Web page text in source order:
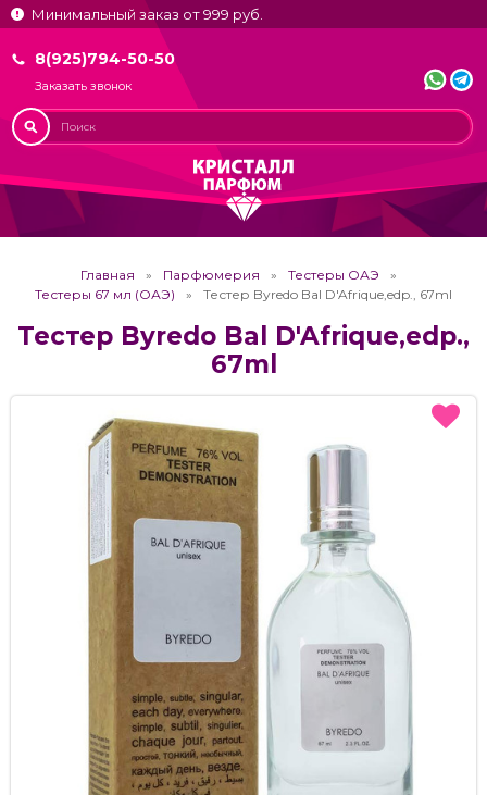
Минимальный заказ от 999 руб.
8(925)794-50-50
Заказать звонок
Главная Парфюмерия
Тестеры ОАЭ
Тестеры 67 мл (ОАЭ)
Тестер Byredo Bal D'Afrique,edp., 67ml
Тестер Byredo Bal D'Afrique,edp.,
67ml